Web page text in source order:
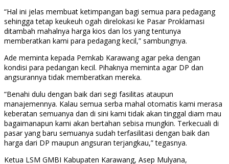
“Hal ini jelas membuat ketimpangan bagi semua para pedagang
sehingga tetap keukeuh ogah direlokasi ke Pasar Proklamasi
ditambah mahalnya harga kios dan los yang tentunya
memberatkan kami para pedagang kecil,” sambungnya.
Ade meminta kepada Pemkab Karawang agar peka dengan
kondisi para pedangan kecil. Pihaknya meminta agar DP dan
angsurannya tidak memberatkan mereka.
“Benahi dulu dengan baik dari segi fasilitas ataupun
manajemennya. Kalau semua serba mahal otomatis kami merasa
keberatan semuanya dan di sini kami tidak akan tinggal diam mau
bagaimanapun kami akan bertahan sebisa mungkin. Terkecuali di
pasar yang baru semuanya sudah terfasilitasi dengan baik dan
harga dari DP maupun angsuran terjangkau,” tegasnya.
Ketua LSM GMBI Kabupaten Karawang, Asep Mulyana,